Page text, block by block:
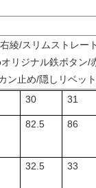
綾/スリムストレー
リジナル鉄ボタン/
ン止め/隠しリベッ
30
31
82.5 86
32.5 33